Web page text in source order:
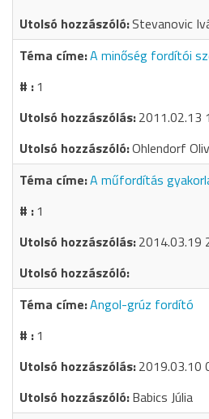
Stevanovic
A minőség fordítói
1
2011.02.13
Ohlendorf
A műfordítás
1
2014.03.19
Angol-grúz fordító
1
2019.03.10
Babics Júlia